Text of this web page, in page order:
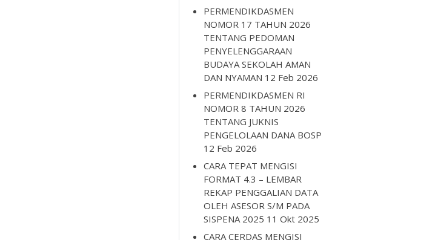
PERMENDIKDASMEN
NOMOR 17 TAHUN 2026
TENTANG PEDOMAN
PENYELENGGARAAN
BUDAYA SEKOLAH AMAN
DAN NYAMAN 12 Feb 2026
PERMENDIKDASMEN RI
NOMOR 8 TAHUN 2026
TENTANG JUKNIS
PENGELOLAAN DANA BOSP
12 Feb 2026
CARA TEPAT MENGISI
FORMAT 4.3 – LEMBAR
REKAP PENGGALIAN DATA
OLEH ASESOR S/M PADA
SISPENA 2025 11 Okt 2025
CARA CERDAS MENGISI